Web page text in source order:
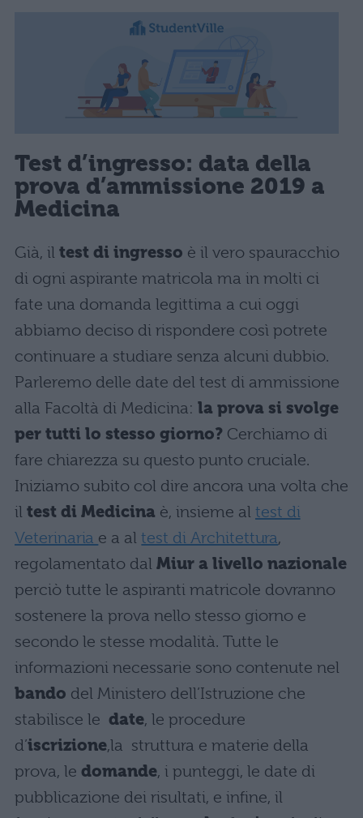
Test d’ingresso: data della
prova d’ammissione 2019 a
Medicina
Già, il test di ingresso è il vero spauracchio
di ogni aspirante matricola ma in molti ci
fate una domanda legittima a cui oggi
abbiamo deciso di rispondere così potrete
continuare a studiare senza alcuni dubbio.
Parleremo delle date del test di ammissione
alla Facoltà di Medicina: la prova si svolge
per tutti lo stesso giorno? Cerchiamo di
fare chiarezza su questo punto cruciale.
Iniziamo subito col dire ancora una volta che
il test di Medicina è, insieme al test di
Veterinaria e a altest di Architettura,
regolamentato dal Miur a livello nazionale
perciò tutte le aspiranti matricole dovranno
sostenere la prova nello stesso giorno e
secondo le stesse modalità. Tutte le
informazioni necessarie sono contenute nel
bando del Ministero dell’Istruzione che
stabilisce le date, le procedure
d’iscrizione,la struttura e materie della
prova, le domande, i punteggi, le date di
pubblicazione dei risultati, e infine, il